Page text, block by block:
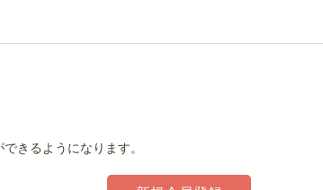
きるようになります。